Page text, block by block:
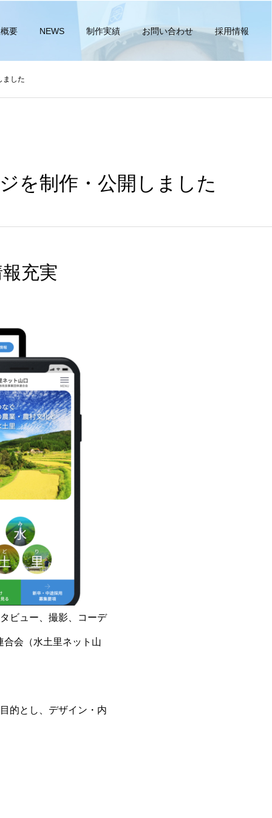
要 NEWS 制作実績 お問い合わせ 採用情報
ました
を制作・公開しました
充実
ビュー、撮影、コーデ
合会（水土里ネット山
的とし、デザイン・内